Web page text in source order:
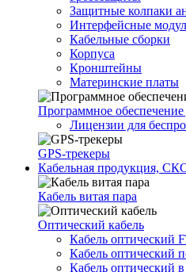
Защитные колпаки
Интерфейсные
Кабельные сборки
Корпуса
Кронштейны
Материнские платы
Программное обеспечение
Лицензии для
GPS-трекеры
Кабельная продукция,
Кабель витая пара
Оптический кабель
Кабель оптический
Кабель оптический
Кабель оптический